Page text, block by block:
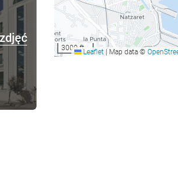
3000 ftLeaflet Map data ©